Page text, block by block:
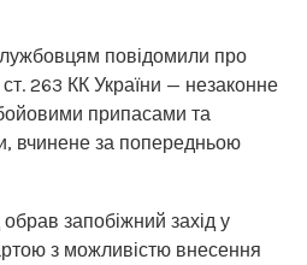
повідомили про
ст. 263 КК України — незаконне
припасами та
вчинене за попередньою
запобіжний захід у
з можливістю внесення